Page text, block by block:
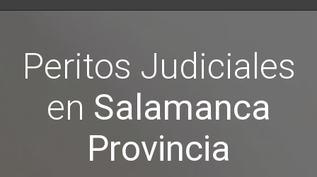
Peritos Judiciales
en Salamanca
Provincia